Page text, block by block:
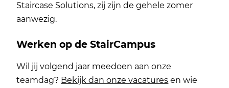
Staircase Solutions, zij zijn de gehele zomer
aanwezig.
Werken op de StairCampus
Wil jij volgend jaar meedoen aan onze
teamdag? Bekijk dan onze vacatures en wie